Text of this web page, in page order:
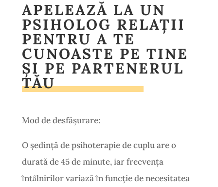
APELEAZĂ LA UN
PSIHOLOG RELAȚII
PENTRU A TE
CUNOASTE PE TINE
ȘI PE PARTENERUL
TĂU
Mod de desfăşurare:
O şedinţă de psihoterapie de cuplu are o
durată de 45 de minute, iar frecvenţa
ȋntȃlnirilor variază ȋn funcţie de necesitatea